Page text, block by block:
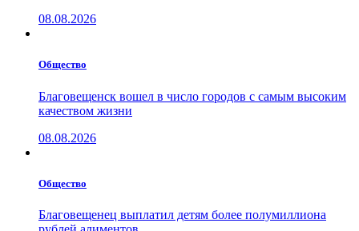
08.08.2026
Общество
Благовещенск вошел в число городов с самым высоким
качеством жизни
08.08.2026
Общество
Благовещенец выплатил детям более полумиллиона